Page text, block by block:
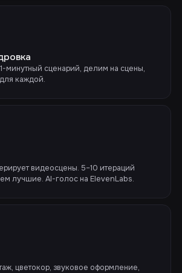
минутный сценарий, делим на сцены,
каждой.
видеосцены. 5–10 итераций
лучшие. AI-голос на ElevenLabs.
цветокор, звуковое оформление,